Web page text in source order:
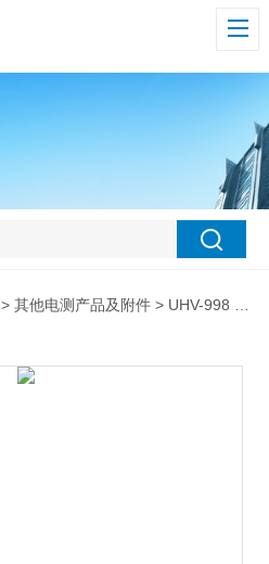
>其他电测产品及附件 > UHV-998 漏电保护器测试仪